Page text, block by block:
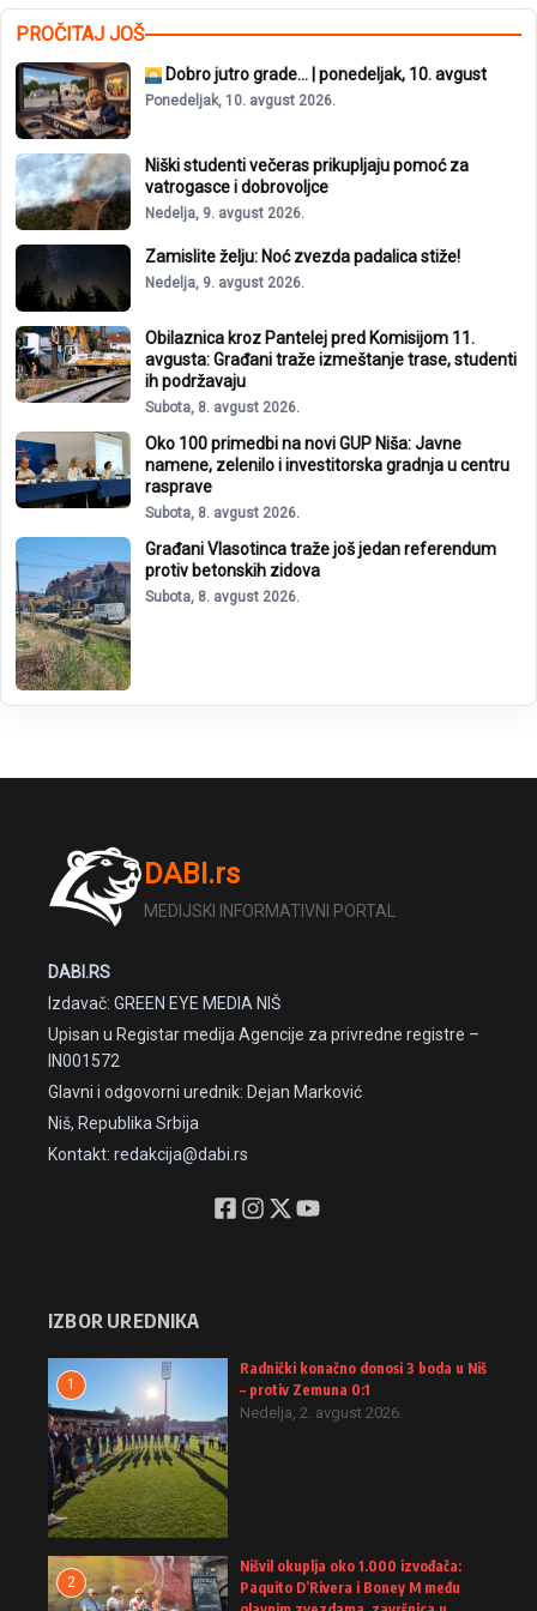
PROČITAJ JOŠ
Dobro jutro grade… | ponedeljak, 10. avgust
Ponedeljak, 10. avgust 2026.
Niški studenti večeras prikupljaju pomoć za
vatrogasce i dobrovoljce
Nedelja, 9. avgust 2026.
Zamislite želju: Noć zvezda padalica stiže!
Nedelja, 9. avgust 2026.
Obilaznica kroz Pantelej pred Komisijom 11.
avgusta: Građani traže izmeštanje trase, studenti
ih podržavaju
Subota, 8. avgust 2026.
Oko 100 primedbi na novi GUP Niša: Javne
namene, zelenilo i investitorska gradnja u centru
rasprave
Subota, 8. avgust 2026.
Građani Vlasotinca traže još jedan referendum
protiv betonskih zidova
Subota, 8. avgust 2026.
DABI.rs
MEDIJSKI INFORMATIVNI PORTAL
DABI.RS
Izdavač: GREEN EYE MEDIA NIŠ
Upisan u Registar medija Agencije za privredne registre –
IN001572
Glavni i odgovorni urednik: Dejan Marković
Niš, Republika Srbija
Kontakt: redakcija@dabi.rs
IZBOR UREDNIKA
1
Radnički konačno donosi 3 boda u Niš
– protiv Zemuna 0:1
Nedelja, 2. avgust 2026.
2
Nišvil okuplja oko 1.000 izvođača:
Paquito D’Rivera i Boney M među